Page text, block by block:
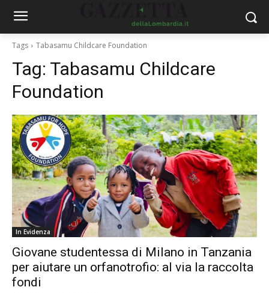
Tags Tabasamu Childcare Foundation
Tag: Tabasamu Childcare
Foundation
In Evidenza
Giovane studentessa di Milano in Tanzania
per aiutare un orfanotrofio: al via la raccolta
fondi